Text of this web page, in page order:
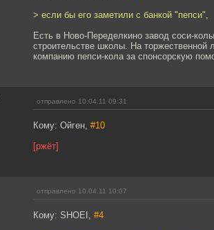
> если бы его заметили с банкой "пепси",
Есть в Ново-Переделкино завод соси-
строительстве школы. На торжественной
компанию пепси-кола за спонсорскую
отправлено 10.04.11 09:31
Кому: Ойген, #10
[ржёт]
отправлено 10.04.11 10:07
Кому: SHOEI, #4